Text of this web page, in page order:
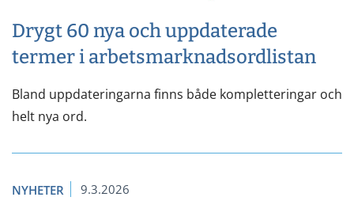
Drygt 60 nya och uppdaterade
termer i arbetsmarknadsordlistan
Bland uppdateringarna finns både kompletteringar och
helt nya ord.
NYHETER 9.3.2026